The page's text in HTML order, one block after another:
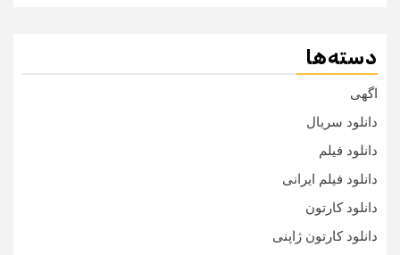
دسته‌ها
اگهی
دانلود سریال
دانلود فیلم
دانلود فیلم ایرانی
دانلود کارتون
دانلود کارتون ژاپنی